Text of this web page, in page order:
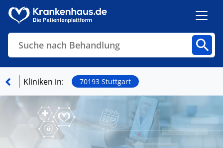
Suche nach Behandlung
Finden
Kliniken in: 70193 Stuttgart